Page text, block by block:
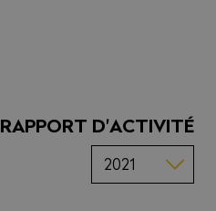
RAPPORT D'ACTIVITÉ